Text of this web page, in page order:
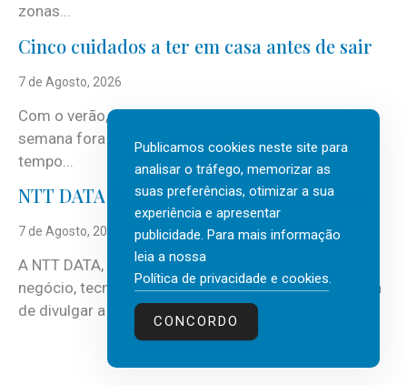
zonas...
Cinco cuidados a ter em casa antes de sair
7 de Agosto, 2026
Com o verão, chegam também as férias, os fins-de-
semana fora e os dias em que a casa fica mais
tempo...
NTT DATA Insurtech Global Outlook 2026
7 de Agosto, 2026
A NTT DATA, consultora global em serviços de
negócio, tecnologia e inteligência artificial (IA), acaba
de divulgar a mais recente...
Publicamos cookies neste site para
analisar o tráfego, memorizar as
suas preferências, otimizar a sua
experiência e apresentar
publicidade. Para mais informação
leia a nossa
Política de privacidade e cookies.
CONCORDO